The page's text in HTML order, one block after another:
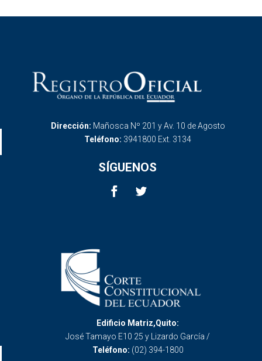
Dirección: Mañosca Nº 201 y Av. 10 de Agosto
Teléfono: 3941800 Ext. 3134
SÍGUENOS
Edificio Matriz,Quito:
José Tamayo E10 25 y Lizardo García /
Teléfono: (02) 394-1800